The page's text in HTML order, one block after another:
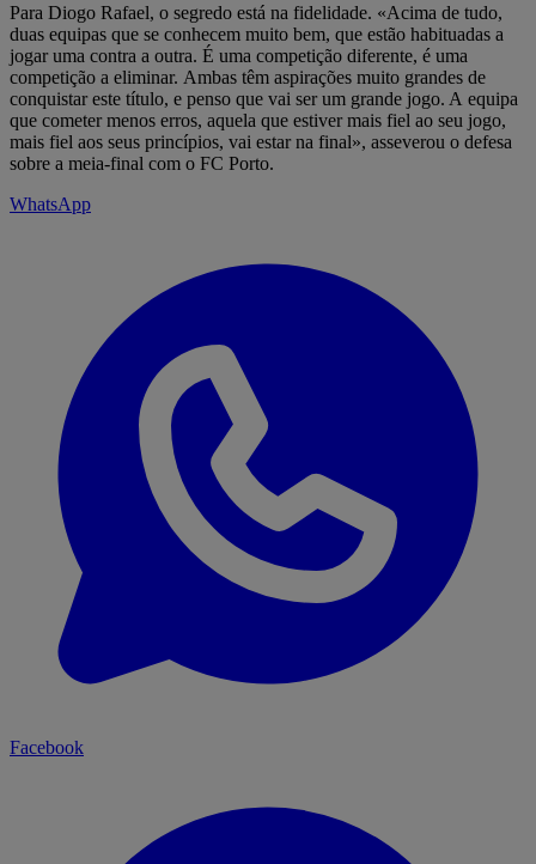
Para Diogo Rafael, o segredo está na fidelidade. «Acima de tudo,
duas equipas que se conhecem muito bem, que estão habituadas a
jogar uma contra a outra. É uma competição diferente, é uma
competição a eliminar. Ambas têm aspirações muito grandes de
conquistar este título, e penso que vai ser um grande jogo. A equipa
que cometer menos erros, aquela que estiver mais fiel ao seu jogo,
mais fiel aos seus princípios, vai estar na final», asseverou o defesa
sobre a meia-final com o FC Porto.
WhatsApp
Facebook